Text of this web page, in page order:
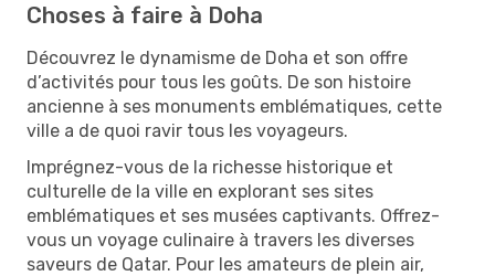
Choses à faire à Doha
Découvrez le dynamisme de Doha et son offre
d’activités pour tous les goûts. De son histoire
ancienne à ses monuments emblématiques, cette
ville a de quoi ravir tous les voyageurs.
Imprégnez-vous de la richesse historique et
culturelle de la ville en explorant ses sites
emblématiques et ses musées captivants. Offrez-
vous un voyage culinaire à travers les diverses
saveurs de Qatar. Pour les amateurs de plein air,